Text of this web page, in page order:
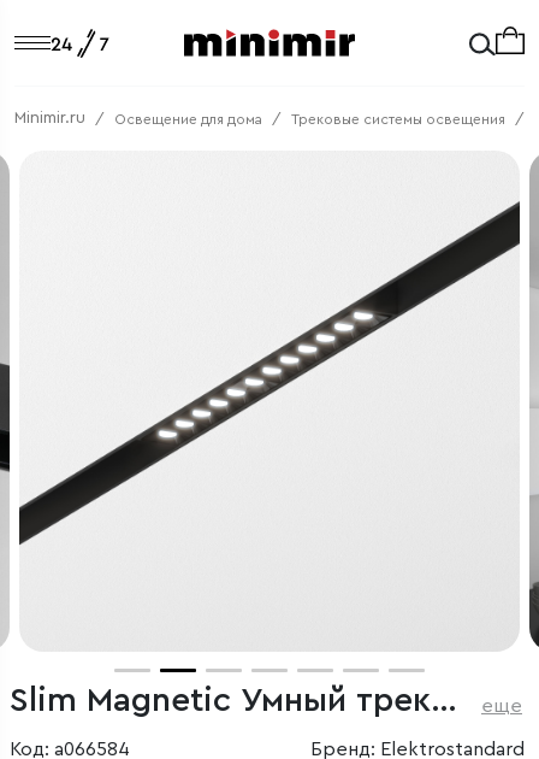
Minimir.ru Освещение для дома Трековые системы освещения
Slim Magnetic Умный трековый светильник 12W 2700-6500K Dim SL02 (черный) еще
Код: a066584 Бренд: Elektrostandard